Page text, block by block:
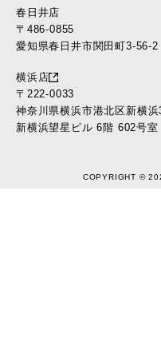
春日井店
〒486-0855
愛知県春日井市関田町3-56-2
横浜店
〒222-0033
神奈川県横浜市港北区新横
新横浜望星ビル 6階 602号室
COPYRIGHT ©